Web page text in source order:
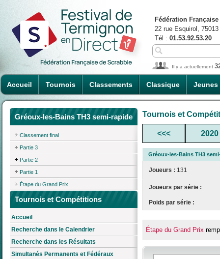
Accueil Tournois Classements Classique Jeunes
Fédération
22 rue Esquirol,
Tél : 01.53.92.53.20
Il y a actuellement
Gréoux-les-Bains TH3 semi-rapide
Classement final
Partie 3
Partie 2
Partie 1
Étape du Grand Prix
Tournois et Compétitions
Accueil
Recherche dans le Calendrier
Recherche dans les Résultats
Simultanés Permanents et Fédéraux
Tournois et
<<< 2020
Gréoux-les-Bains TH3
Joueurs : 131
Joueurs par série :
Poids par série :
Étape du Grand Prix